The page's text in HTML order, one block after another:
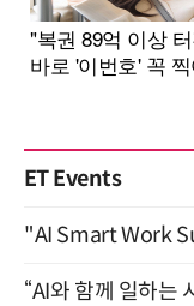
ET Events
"AI Smart Work